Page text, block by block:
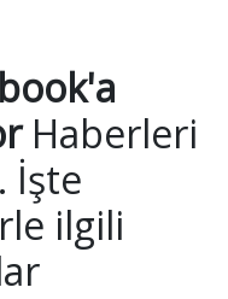
Haberleri
İşte
ilgili